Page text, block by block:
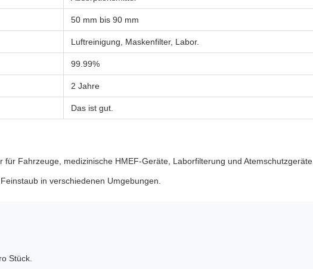
50 mm bis 90 mm
Luftreinigung, Maskenfilter, Labor.
99.99%
2 Jahre
Das ist gut.
Fahrzeuge, medizinische HMEF-Geräte, Laborfilterung und Atemschutzgeräte.
in verschiedenen Umgebungen.
Stück.